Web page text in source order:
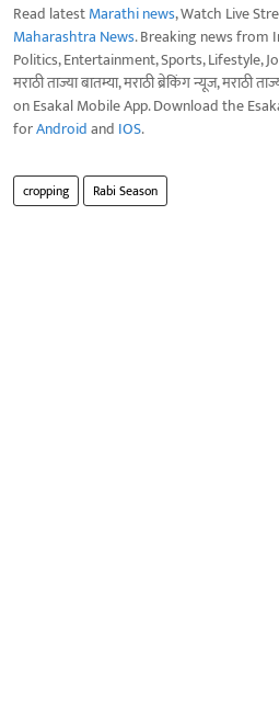
Read latestMarathi news, Watch Live
Maharashtra News. Breaking news from
Politics, Entertainment, Sports, Lifestyle,
मराठी ताज्या बातम्या, मराठी ब्रेकिंग न्यूज, मराठी
on Esakal Mobile App. Download the
forAndroidand IOS.
cropping Rabi Season